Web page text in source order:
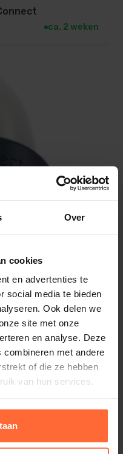
Over
cookies
en advertenties te
social media te bieden
Ook delen we
site met onze
en analyse. Deze
combineren met andere
of die ze hebben
van hun services.
ca. 2 weken